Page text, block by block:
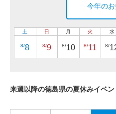
今年の
土
8/8
日
8/9
月
8/10
火
8/11
水
8/
来週以降の徳島県の夏休みイベ